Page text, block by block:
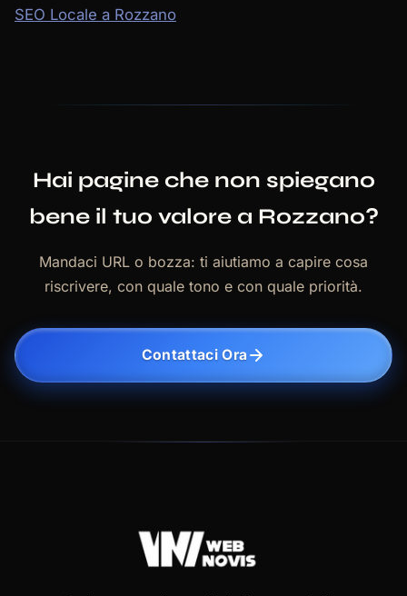
SEO Locale a Rozzano
Hai pagine che non spiegano
bene il tuo valore a Rozzano?
Mandaci URL o bozza: ti aiutiamo a capire cosa
riscrivere, con quale tono e con quale priorità.
Contattaci Ora